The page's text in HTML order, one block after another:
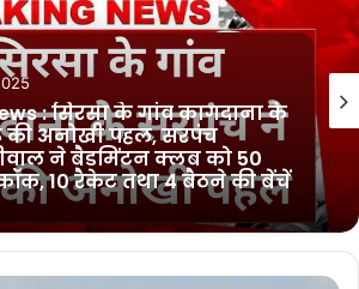
: सिरसा के गांव कागदाना के
सिरसा के मिठनपुरा गाँव में हुई
श्री हरि सिंह भाम्भू ने अपने बेटे
की बिना दहेज की शादी